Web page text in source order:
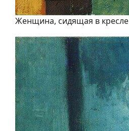
Женщина, сидящая в кресле